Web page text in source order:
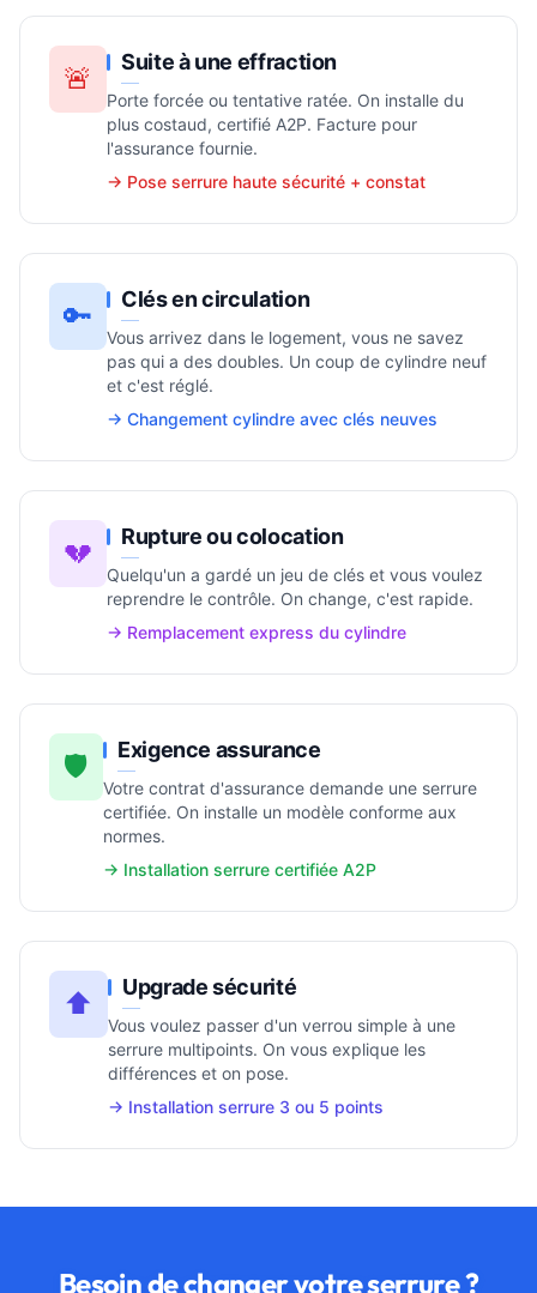
🚨 Suite à une effraction
Porte forcée ou tentative ratée. On installe du
plus costaud, certifié A2P. Facture pour
l'assurance fournie.
→ Pose serrure haute sécurité + constat
🔑 Clés en circulation
Vous arrivez dans le logement, vous ne savez
pas qui a des doubles. Un coup de cylindre neuf
et c'est réglé.
→ Changement cylindre avec clés neuves
💔 Rupture ou colocation
Quelqu'un a gardé un jeu de clés et vous voulez
reprendre le contrôle. On change, c'est rapide.
→ Remplacement express du cylindre
🛡️ Exigence assurance
Votre contrat d'assurance demande une serrure
certifiée. On installe un modèle conforme aux
normes.
→ Installation serrure certifiée A2P
⬆️ Upgrade sécurité
Vous voulez passer d'un verrou simple à une
serrure multipoints. On vous explique les
différences et on pose.
→ Installation serrure 3 ou 5 points
Besoin de changer votre serrure ?